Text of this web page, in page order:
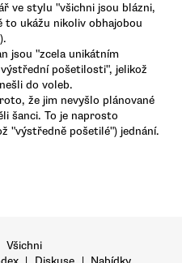
ve stylu "všichni jsou blázni,
to ukážu nikoliv obhajobou
jsou "zcela unikátním
pošetilosti", jelikož
do voleb.
že jim nevyšlo plánované
šanci. To je naprosto
"výstředně pošetilé") jednání.
Všichni